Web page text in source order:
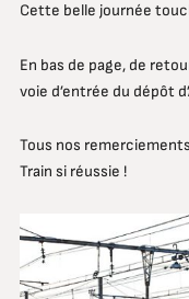
Cette belle journée
En bas de page, de
voie d’entrée du dépôt
Tous nos
Train si réussie !